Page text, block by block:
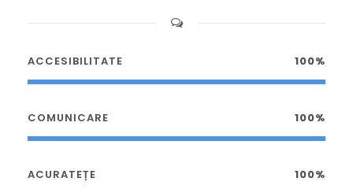
ACCESIBILITATE 100%
COMUNICARE 100%
ACURATEȚE 100%